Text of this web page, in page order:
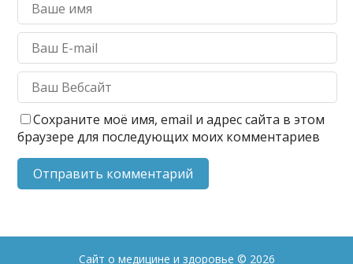
Сохраните моё имя, email и адрес сайта в этом
браузере для последующих моих комментариев
Сайт о медицине и здоровье © 2026